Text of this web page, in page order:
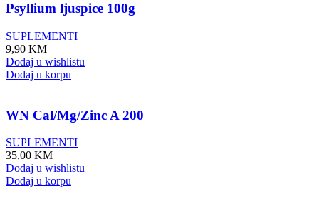
Psyllium ljuspice 100g
SUPLEMENTI
9,90 KM
Dodaj u wishlistu
Dodaj u korpu
WN Cal/Mg/Zinc A 200
SUPLEMENTI
35,00 KM
Dodaj u wishlistu
Dodaj u korpu